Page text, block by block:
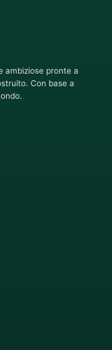
ambiziose pronte a
Con base a